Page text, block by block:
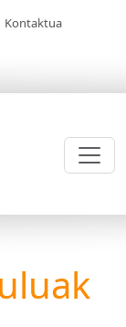
Kontaktua